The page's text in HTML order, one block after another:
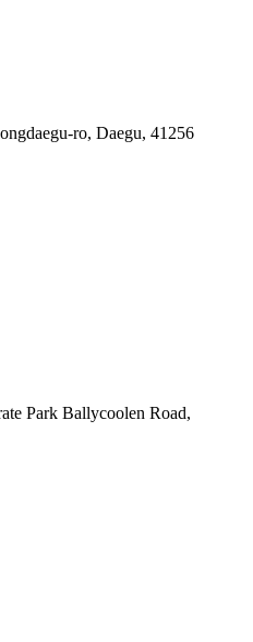
ro, Daegu, 41256
Park Ballycoolen Road,